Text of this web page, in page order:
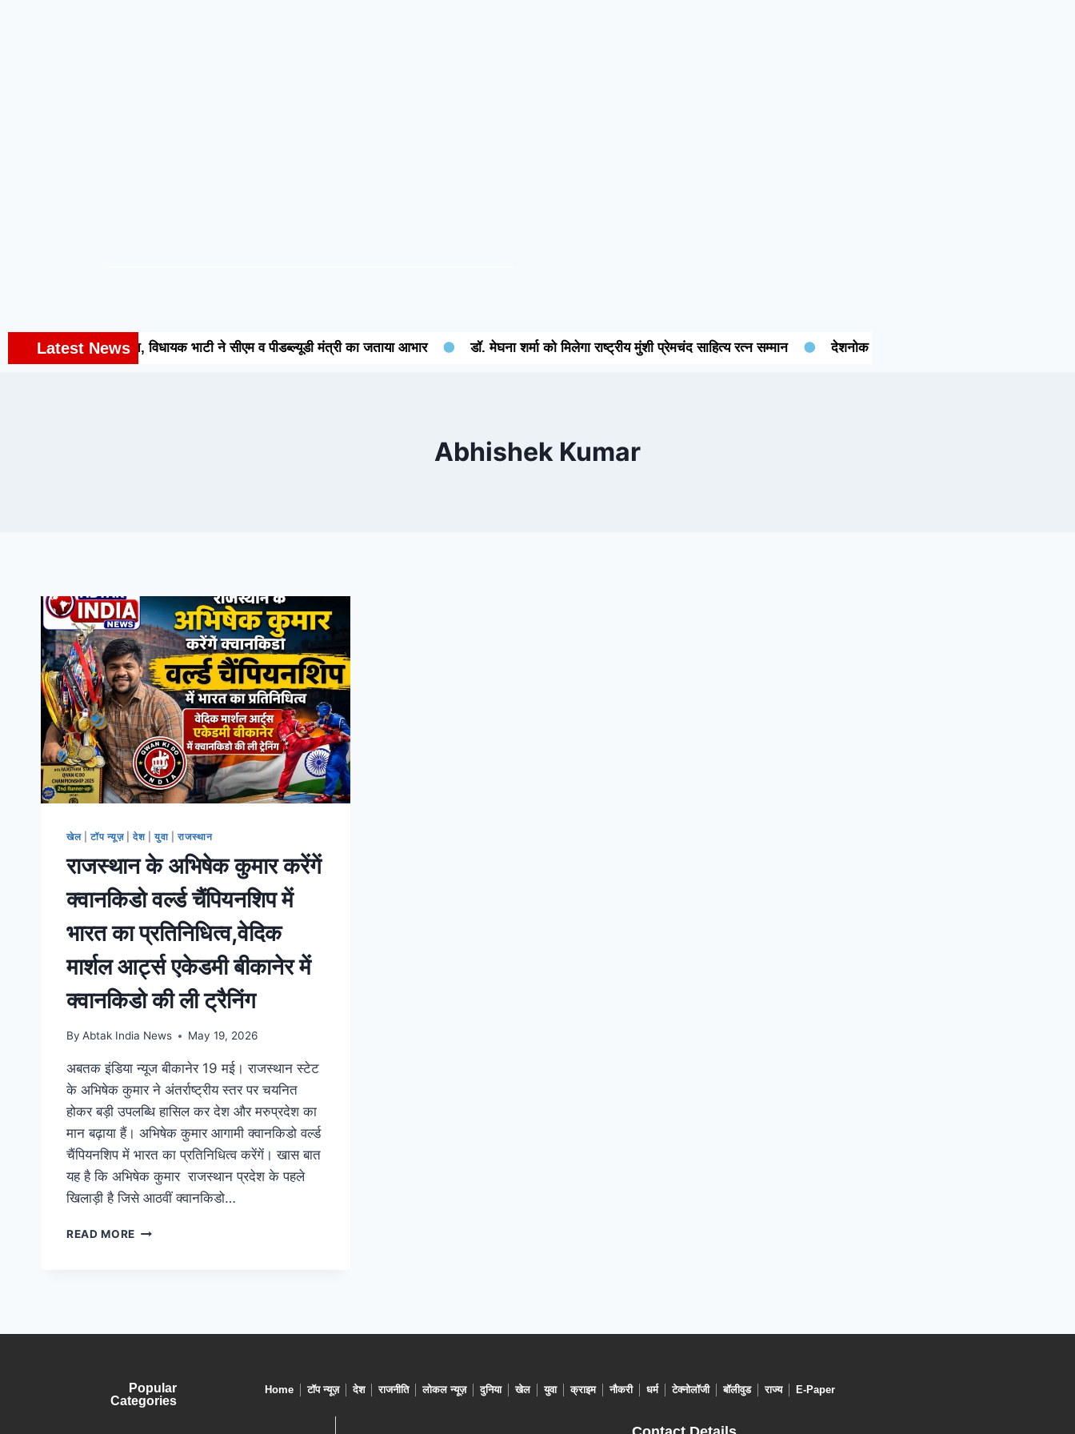
Latest News
की सौगात, विधायक भाटी ने सीएम व पीडब्ल्यूडी मंत्री का जताया आभार डॉ. मेघना शर्मा को मिलेगा राष्ट्रीय मुंशी प्रेमचंद साहित्य रत्न सम्मान देशनोक की बेटी गरिमा चारण ने रचा इतिहास: कंप्यूटर
Abhishek Kumar
खेल| टॉप न्यूज़|देश|युवा|राजस्थान
राजस्थान के अभिषेक कुमार करेंगें
क्वानकिडो वर्ल्ड चैंपियनशिप में
भारत का प्रतिनिधित्व,वेदिक
मार्शल आर्ट्स एकेडमी बीकानेर में
क्वानकिडो की ली ट्रैनिंग
By Abtak India News May 19, 2026
अबतक इंडिया न्यूज बीकानेर 19 मई। राजस्थान स्टेट
के अभिषेक कुमार ने अंतर्राष्ट्रीय स्तर पर चयनित
होकर बड़ी उपलब्धि हासिल कर देश और मरुप्रदेश का
मान बढ़ाया हैं। अभिषेक कुमार आगामी क्वानकिडो वर्ल्ड
चैंपियनशिप में भारत का प्रतिनिधित्व करेंगें। खास बात
यह है कि अभिषेक कुमार राजस्थान प्रदेश के पहले
खिलाड़ी है जिसे आठवीं क्वानकिडो…
READ MORE
Popular
Categories
Home टॉप न्यूज़ देश राजनीति लोकल न्यूज़ दुनिया खेल युवा क्राइम नौकरी धर्म टेक्नोलॉजी बॉलीवुड राज्य E-Paper